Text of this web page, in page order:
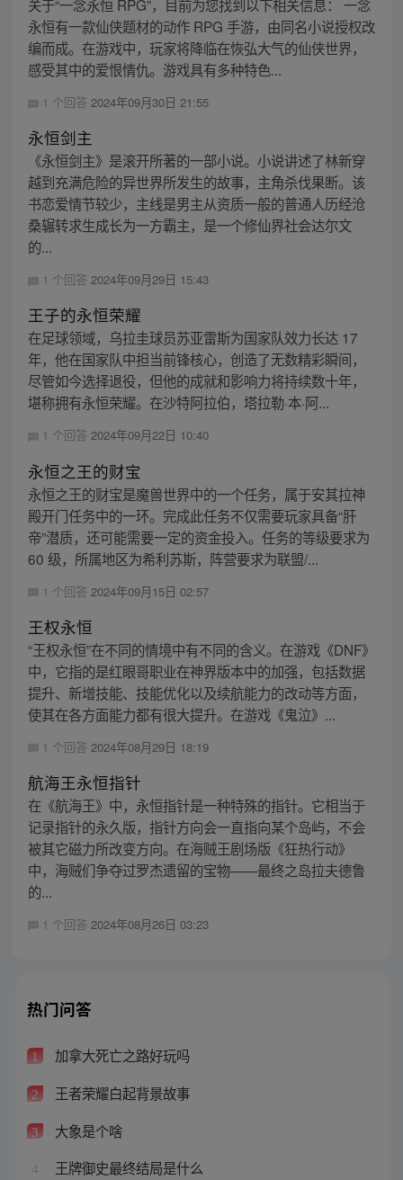
关于“一念永恒 RPG”，目前为您找到以下相关信息： 一念
永恒有一款仙侠题材的动作 RPG 手游，由同名小说授权改
编而成。在游戏中，玩家将降临在恢弘大气的仙侠世界，
感受其中的爱恨情仇。游戏具有多种特色...
1 个回答 2024年09月30日 21:55
永恒剑主
《永恒剑主》是滚开所著的一部小说。小说讲述了林新穿
越到充满危险的异世界所发生的故事，主角杀伐果断。该
书恋爱情节较少，主线是男主从资质一般的普通人历经沧
桑辗转求生成长为一方霸主，是一个修仙界社会达尔文
的...
1 个回答 2024年09月29日 15:43
王子的永恒荣耀
在足球领域，乌拉圭球员苏亚雷斯为国家队效力长达 17
年，他在国家队中担当前锋核心，创造了无数精彩瞬间，
尽管如今选择退役，但他的成就和影响力将持续数十年，
堪称拥有永恒荣耀。在沙特阿拉伯，塔拉勒·本·阿...
1 个回答 2024年09月22日 10:40
永恒之王的财宝
永恒之王的财宝是魔兽世界中的一个任务，属于安其拉神
殿开门任务中的一环。完成此任务不仅需要玩家具备“肝
帝”潜质，还可能需要一定的资金投入。任务的等级要求为
60 级，所属地区为希利苏斯，阵营要求为联盟/...
1 个回答 2024年09月15日 02:57
王权永恒
“王权永恒”在不同的情境中有不同的含义。在游戏《DNF》
中，它指的是红眼哥职业在神界版本中的加强，包括数据
提升、新增技能、技能优化以及续航能力的改动等方面，
使其在各方面能力都有很大提升。在游戏《鬼泣》...
1 个回答 2024年08月29日 18:19
航海王永恒指针
在《航海王》中，永恒指针是一种特殊的指针。它相当于
记录指针的永久版，指针方向会一直指向某个岛屿，不会
被其它磁力所改变方向。在海贼王剧场版《狂热行动》
中，海贼们争夺过罗杰遗留的宝物——最终之岛拉夫德鲁
的...
1 个回答 2024年08月26日 03:23
热门问答
1 加拿大死亡之路好玩吗
2 王者荣耀白起背景故事
3 大象是个啥
4 王牌御史最终结局是什么